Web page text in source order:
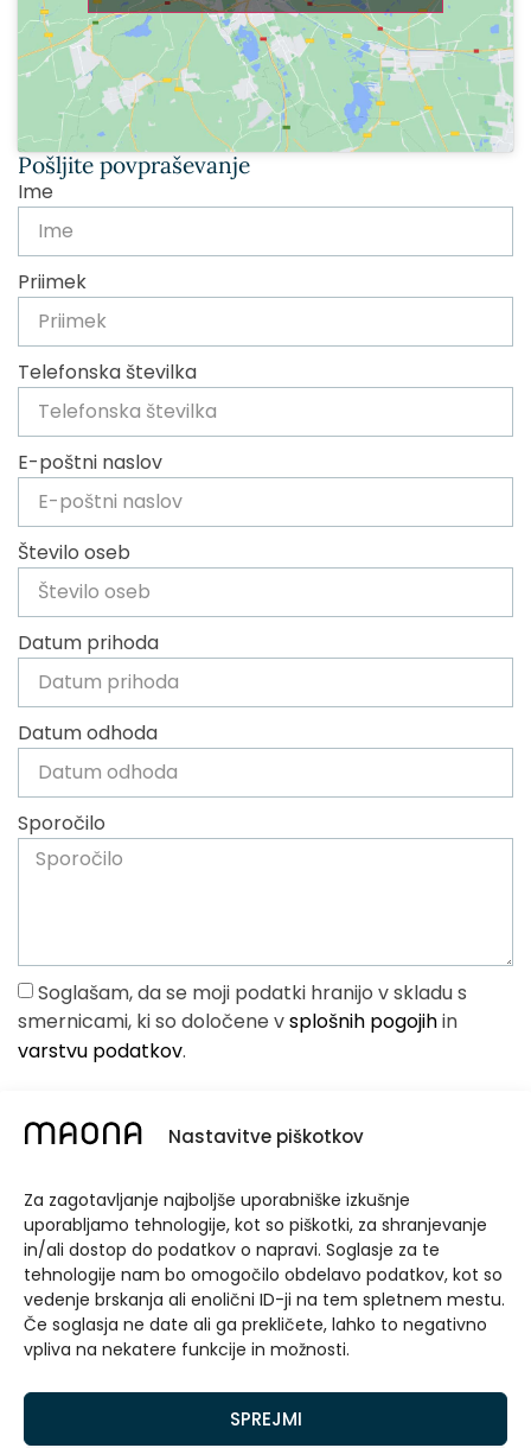
Nastavitve piškotkov
Za zagotavljanje najboljše uporabniške izkušnje
uporabljamo tehnologije, kot so piškotki, za shranjevanje
in/ali dostop do podatkov o napravi. Soglasje za te
tehnologije nam bo omogočilo obdelavo podatkov, kot so
vedenje brskanja ali enolični ID-ji na tem spletnem mestu.
Če soglasja ne date ali ga prekličete, lahko to negativno
vpliva na nekatere funkcije in možnosti.
SPREJMI
Pošljite povpraševanje
Ime
Priimek
Telefonska številka
E-poštni naslov
Število oseb
Datum prihoda
Datum odhoda
Sporočilo
Soglašam, da se moji podatki hranijo v skladu s
smernicami, ki so določene vsplošnih pogojihin
varstvu podatkov.
POŠLJI POVPRAŠEVANJE
NAZAJ NAPREJ
© Maona d.o.o.